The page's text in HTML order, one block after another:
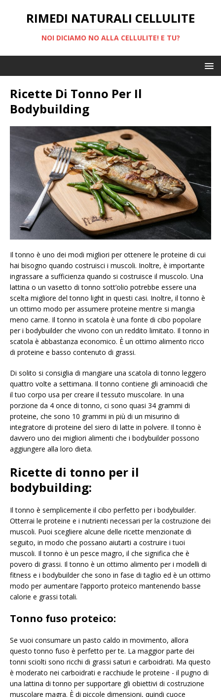
RIMEDI NATURALI CELLULITE
NOI DICIAMO NO ALLA CELLULITE! E TU?
Ricette Di Tonno Per Il
Bodybuilding
Il tonno è uno dei modi migliori per ottenere le proteine ​​di cui
hai bisogno quando costruisci i muscoli. Inoltre, è importante
ingrassare a sufficienza quando si costruisce il muscolo. Una
lattina o un vasetto di tonno sott’olio potrebbe essere una
scelta migliore del tonno light in questi casi. Inoltre, il tonno è
un ottimo modo per assumere proteine ​​mentre si mangia
meno carne. Il tonno in scatola è una fonte di cibo popolare
per i bodybuilder che vivono con un reddito limitato. Il tonno in
scatola è abbastanza economico. È un ottimo alimento ricco
di proteine ​​e basso contenuto di grassi.
Di solito si consiglia di mangiare una scatola di tonno leggero
quattro volte a settimana. Il tonno contiene gli aminoacidi che
il tuo corpo usa per creare il tessuto muscolare. In una
porzione da 4 once di tonno, ci sono quasi 34 grammi di
proteine, che sono 10 grammi in più di un misurino di
integratore di proteine ​​del siero di latte in polvere. Il tonno è
davvero uno dei migliori alimenti che i bodybuilder possono
aggiungere alla loro dieta.
Ricette di tonno per il
bodybuilding:
Il tonno è semplicemente il cibo perfetto per i bodybuilder.
Otterrai le proteine ​​e i nutrienti necessari per la costruzione dei
muscoli. Puoi scegliere alcune delle ricette menzionate di
seguito, in modo che possano aiutarti a costruire i tuoi
muscoli. Il tonno è un pesce magro, il che significa che è
povero di grassi. Il tonno è un ottimo alimento per i modelli di
fitness e i bodybuilder che sono in fase di taglio ed è un ottimo
modo per aumentare l’apporto proteico mantenendo basse
calorie e grassi totali.
Tonno fuso proteico:
Se vuoi consumare un pasto caldo in movimento, allora
questo tonno fuso è perfetto per te. La maggior parte dei
tonni sciolti sono ricchi di grassi saturi e carboidrati. Ma questo
è moderato nei carboidrati e racchiude le proteine ​​- il pugno di
una lattina di tonno per supportare gli obiettivi di costruzione
muscolare magra. È di piccole dimensioni, quindi cuoce